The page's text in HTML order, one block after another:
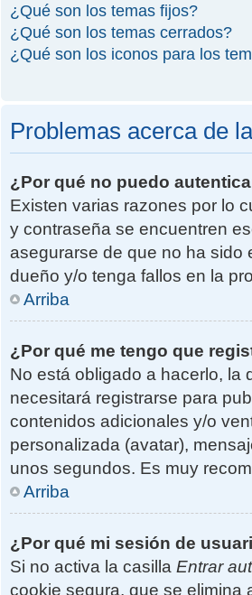
¿Qué son los temas fijos?
¿Qué son los temas cerrados?
¿Qué son los iconos para los
Problemas acerca de
¿Por qué no puedo
Existen varias razones por lo
y contraseña se encuentren
asegurarse de que no ha sido
dueño y/o tenga fallos en la
Arriba
¿Por qué me tengo que
No está obligado a hacerlo, la
necesitará registrarse para
contenidos adicionales y/o
personalizada (avatar),
unos segundos. Es muy
Arriba
¿Por qué mi sesión de
Si no activa la casilla Entrar
cookie segura, que se elimina